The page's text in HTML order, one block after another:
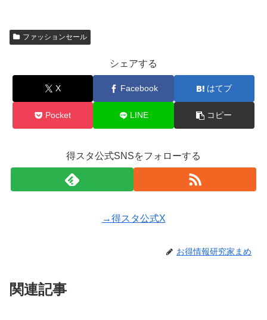
ファッションセール
シェアする
X Facebook はてブ
Pocket LINE コピー
得スタ公式SNSをフォローする
→得スタ公式X
お得情報研究家まめ
関連記事